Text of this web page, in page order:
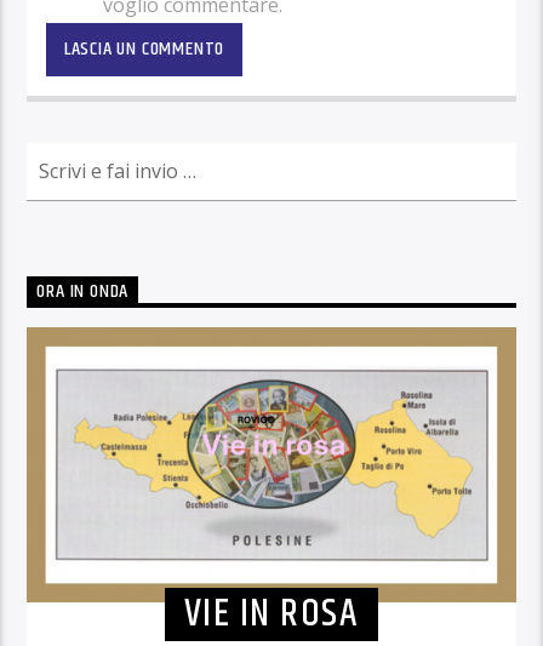
ORA IN ONDA
VIE IN ROSA